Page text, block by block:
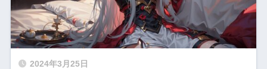
2024年3月25日